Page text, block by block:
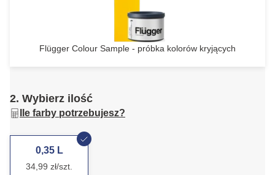
Flügger Colour Sample - próbka kolorów kryjących
2. Wybierz ilość
Ile farby potrzebujesz?
0,35 L
34,99 zł/szt.